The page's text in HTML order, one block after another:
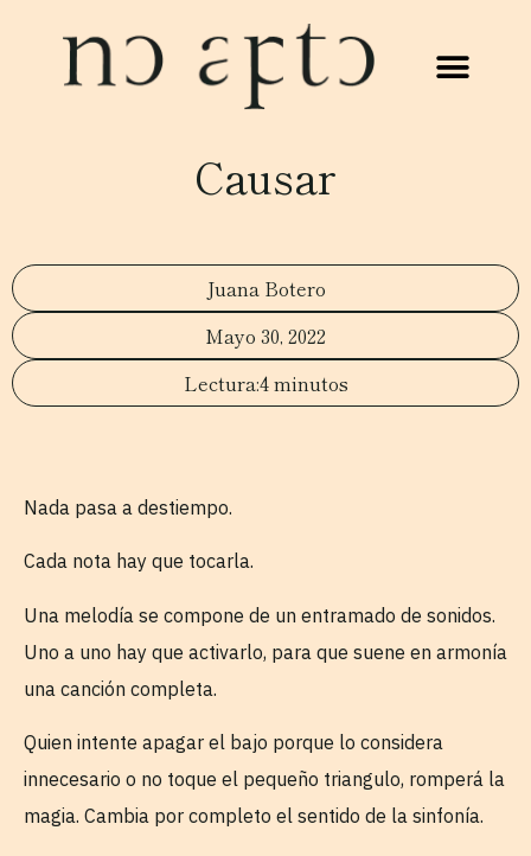
Causar
Juana Botero
Mayo 30, 2022
4 minutos
Nada pasa a destiempo.
Cada nota hay que tocarla.
Una melodía se compone de un entramado de sonidos.
Uno a uno hay que activarlo, para que suene en armonía
una canción completa.
Quien intente apagar el bajo porque lo considera
innecesario o no toque el pequeño triangulo, romperá la
magia. Cambia por completo el sentido de la sinfonía.